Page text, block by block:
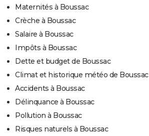
Maternités à Boussac
Crèche à Boussac
Salaire à Boussac
Impôts à Boussac
Dette et budget de Boussac
Climat et historique météo de Boussac
Accidents à Boussac
Délinquance à Boussac
Pollution à Boussac
Risques naturels à Boussac